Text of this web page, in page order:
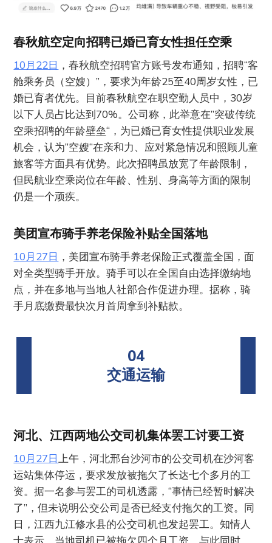
春秋航空定向招聘已婚已育女性担任空乘
10月22日 ，春秋航空招聘官方账号发布通知，招聘“客
舱乘务员（空嫂）”，要求为年龄25至40周岁女性，已
婚已育者优先。目前春秋航空在职空勤人员中，30岁
以下人员占比达到70%。公司称，此举意在”突破传统
空乘招聘的年龄壁垒“，为已婚已育女性提供职业发展
机会，认为”空嫂“在亲和力、应对紧急情况和照顾儿童
旅客等方面具有优势。此次招聘虽放宽了年龄限制，
但民航业空乘岗位在年龄、性别、身高等方面的限制
仍是一个顽疾。
美团宣布骑手养老保险补贴全国落地
10月27日 ，美团宣布骑手养老保险正式覆盖全国，面
对全类型骑手开放。骑手可以在全国自由选择缴纳地
点，并在多地与当地人社部合作促进办理。据称，骑
手月底缴费最快次月首周拿到补贴款。
04
交通运输
河北、江西两地公交司机集体罢工讨要工资
10月27日 上午，河北邢台沙河市的公交司机在沙河客
运站集体停运，要求发放被拖欠了长达七个多月的工
资。据一名参与罢工的司机透露，“事情已经暂时解决
了”，但未说明公交公司是否已经支付拖欠的工资。同
日，江西九江修水县的公交司机也发起罢工。知情人
士表示，当地司机已被拖欠四个月工资。与此同时，